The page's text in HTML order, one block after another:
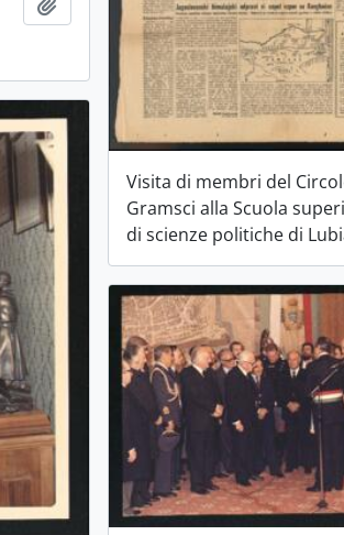
Visita di membri del
Gramsci alla Scuola
di scienze politiche di